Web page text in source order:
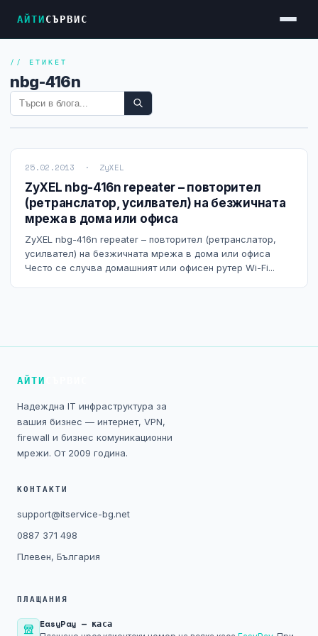
АЙТИСЪРВИС
Услуги
Достъп до Интернет
Видеонаблюдение
Firewall и VPN
Колокация на сървъри
Абонаментна IT поддръжка
Правна информация
GDPR
// ЕТИКЕТ
nbg-416n
25.02.2013 · ZyXEL
ZyXEL nbg-416n repeater – повторител
(ретранслатор, усилвател) на безжичната
мрежа в дома или офиса
ZyXEL nbg-416n repeater – повторител (ретранслатор,
усилвател) на безжичната мрежа в дома или офиса
Често се случва домашният или офисен рутер Wi-Fi...
АЙТИ
Надеждна IT инфраструктура за
вашия бизнес — интернет, VPN,
firewall и бизнес комуникационни
мрежи. От 2009 година.
КОНТАКТИ
support@itservice-bg.net
0887 371 498
Плевен, България
ПЛАЩАНИЯ
EasyPay — каса